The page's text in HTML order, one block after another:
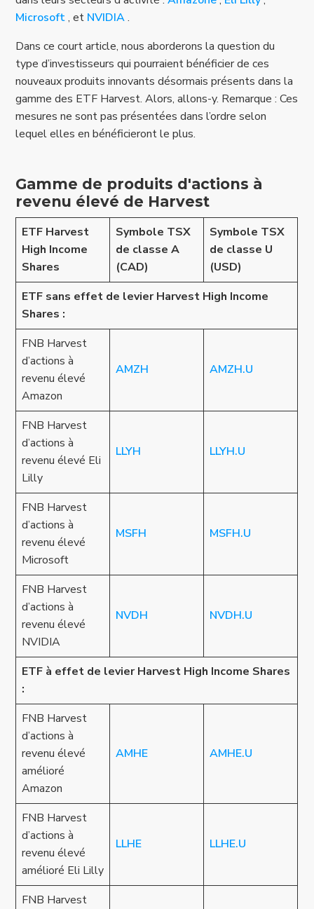
Microsoft, et NVIDIA.
Dans ce court article, nous aborderons la question du
type d’investisseurs qui pourraient bénéficier de ces
nouveaux produits innovants désormais présents dans la
gamme des ETF Harvest. Alors, allons-y. Remarque : Ces
mesures ne sont pas présentées dans l’ordre selon
lequel elles en bénéficieront le plus.
Gamme de produits d'actions à
revenu élevé de Harvest
ETF Harvest
High Income
Shares
Symbole TSX
de classe A
(CAD)
Symbole TSX
de classe U
(USD)
ETF sans effet de levier Harvest High Income
Shares :
FNB Harvest
d’actions à
revenu élevé
Amazon
AMZH AMZH.U
FNB Harvest
d’actions à
revenu élevé Eli
Lilly
LLYH LLYH.U
FNB Harvest
d’actions à
revenu élevé
Microsoft
MSFH MSFH.U
FNB Harvest
d’actions à
revenu élevé
NVIDIA
NVDH NVDH.U
ETF à effet de levier Harvest High Income Shares
:
FNB Harvest
d’actions à
revenu élevé
amélioré
Amazon
AMHE AMHE.U
FNB Harvest
d’actions à
revenu élevé
amélioré Eli Lilly
LLHE LLHE.U
FNB Harvest